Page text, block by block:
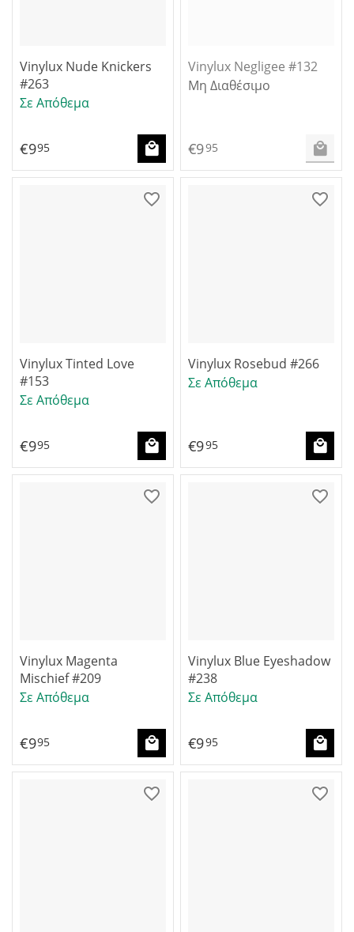
Vinylux Nude Knickers
#263
Σε Απόθεμα
€995
Vinylux Negligee #132
Μη Διαθέσιμο
€995
Vinylux Tinted Love
#153
Σε Απόθεμα
€995
Vinylux Rosebud #266
Σε Απόθεμα
€995
Vinylux Magenta
Mischief #209
Σε Απόθεμα
€995
Vinylux Blue Eyeshadow
#238
Σε Απόθεμα
€995